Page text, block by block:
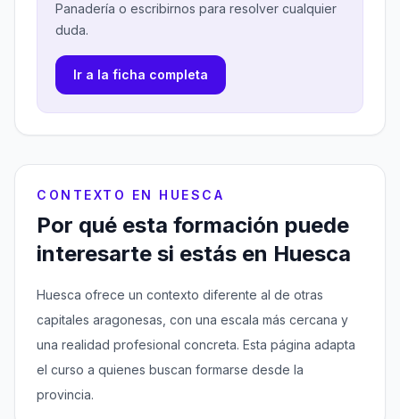
Panadería o escribirnos para resolver cualquier
duda.
Ir a la ficha completa
CONTEXTO EN HUESCA
Por qué esta formación puede
interesarte si estás en Huesca
Huesca ofrece un contexto diferente al de otras
capitales aragonesas, con una escala más cercana y
una realidad profesional concreta. Esta página adapta
el curso a quienes buscan formarse desde la
provincia.